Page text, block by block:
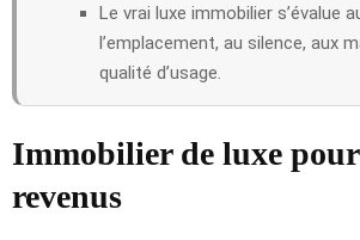
Le vrai luxe immobilier s’évalue
l’emplacement, au silence, aux
qualité d’usage.
Immobilier de luxe
revenus